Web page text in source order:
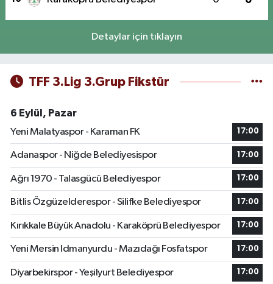
Detaylar için tıklayın
TFF 3.Lig 3.Grup Fikstür
6 Eylül, Pazar
Yeni Malatyaspor - Karaman FK
17:00
Adanaspor - Niğde Belediyesispor 17:00
Ağrı 1970 - Talasgücü Belediyespor 17:00
Bitlis Özgüzelderespor - Silifke Belediyespor 17:00
Kırıkkale Büyük Anadolu - Karaköprü Belediyespor 17:00
Yeni Mersin Idmanyurdu - Mazıdağı Fosfatspor 17:00
Diyarbekirspor - Yeşilyurt Belediyespor 17:00